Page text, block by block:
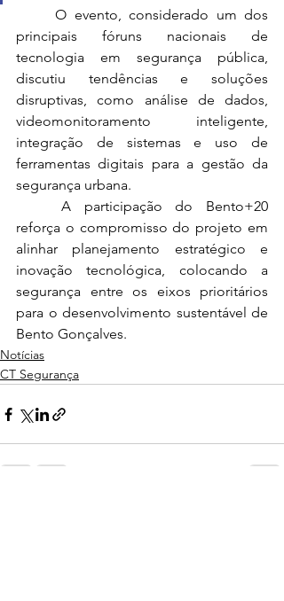
	O evento, considerado um dos
principais fóruns nacionais de
tecnologia em segurança pública,
discutiu tendências e soluções
disruptivas, como análise de dados,
videomonitoramento inteligente,
integração de sistemas e uso de
ferramentas digitais para a gestão da
segurança urbana.
reforça o compromisso do projeto em
alinhar planejamento estratégico e
inovação tecnológica, colocando a
segurança entre os eixos prioritários
para o desenvolvimento sustentável de
Bento Gonçalves.
Notícias
CT Segurança